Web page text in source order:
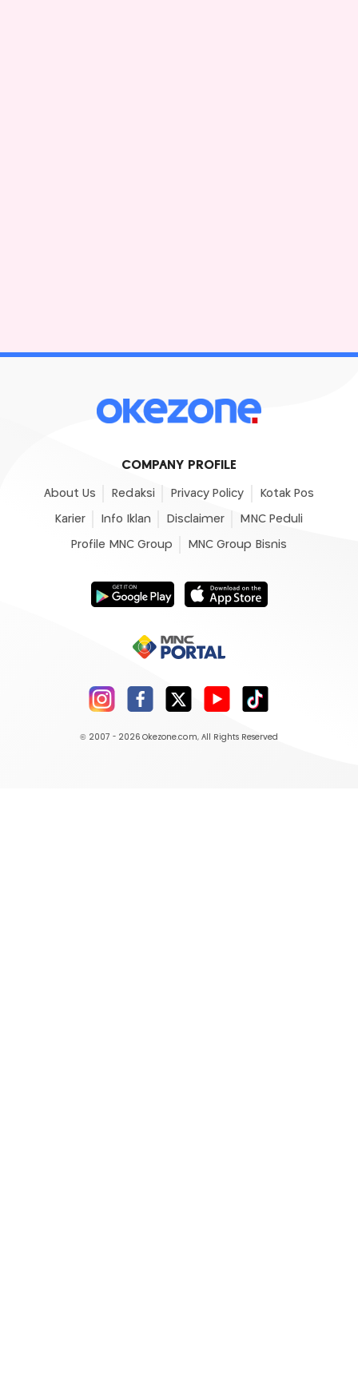
COMPANY PROFILE
About Us Redaksi Privacy Policy Kotak Pos
Karier Info Iklan Disclaimer MNC Peduli
Profile MNC Group MNC Group Bisnis
© 2007 - 2026 Okezone.com, All Rights Reserved